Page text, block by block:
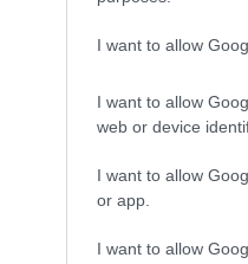
I want to allow
I want to allow
web or device
I want to allow
or app.
I want to allow